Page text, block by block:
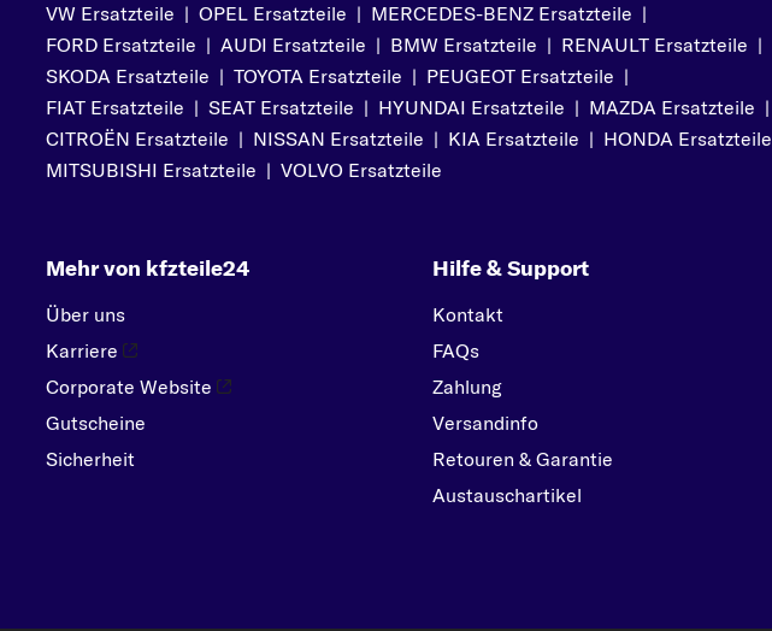
VW Ersatzteile | OPEL Ersatzteile | MERCEDES-BENZ Ersatzteile |
FORD Ersatzteile | AUDI Ersatzteile | BMW Ersatzteile | RENAULT Ersatzteile |
SKODA Ersatzteile | TOYOTA Ersatzteile | PEUGEOT Ersatzteile |
FIAT Ersatzteile | SEAT Ersatzteile | HYUNDAI Ersatzteile | MAZDA Ersatzteile |
CITROËN Ersatzteile | NISSAN Ersatzteile | KIA Ersatzteile | HONDA Ersatzteile
MITSUBISHI Ersatzteile | VOLVO Ersatzteile
Mehr von kfzteile24
Über uns
Karriere
Corporate Website
Gutscheine
Sicherheit
Hilfe & Support
Kontakt
FAQs
Zahlung
Versandinfo
Retouren & Garantie
Austauschartikel